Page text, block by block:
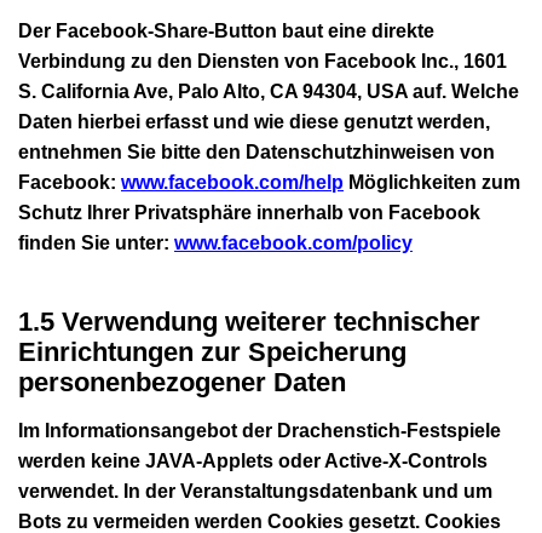
Der Facebook-Share-Button baut eine direkte
Verbindung zu den Diensten von Facebook Inc., 1601
S. California Ave, Palo Alto, CA 94304, USA auf. Welche
Daten hierbei erfasst und wie diese genutzt werden,
entnehmen Sie bitte den Datenschutzhinweisen von
Facebook: www.facebook.com/help Möglichkeiten zum
Schutz Ihrer Privatsphäre innerhalb von Facebook
finden Sie unter: www.facebook.com/policy
1.5 Verwendung weiterer technischer
Einrichtungen zur Speicherung
personenbezogener Daten
Im Informationsangebot der Drachenstich-Festspiele
werden keine JAVA-Applets oder Active-X-Controls
verwendet. In der Veranstaltungsdatenbank und um
Bots zu vermeiden werden Cookies gesetzt. Cookies